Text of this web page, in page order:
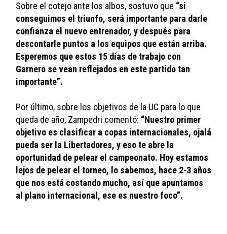
Sobre el cotejo ante los albos, sostuvo que “si
conseguimos el triunfo, será importante para darle
confianza el nuevo entrenador, y después para
descontarle puntos a los equipos que están arriba.
Esperemos que estos 15 días de trabajo con
Garnero se vean reflejados en este partido tan
importante”.
Por último, sobre los objetivos de la UC para lo que
queda de año, Zampedri comentó: “Nuestro primer
objetivo es clasificar a copas internacionales, ojalá
pueda ser la Libertadores, y eso te abre la
oportunidad de pelear el campeonato. Hoy estamos
lejos de pelear el torneo, lo sabemos, hace 2-3 años
que nos está costando mucho, así que apuntamos
al plano internacional, ese es nuestro foco”.